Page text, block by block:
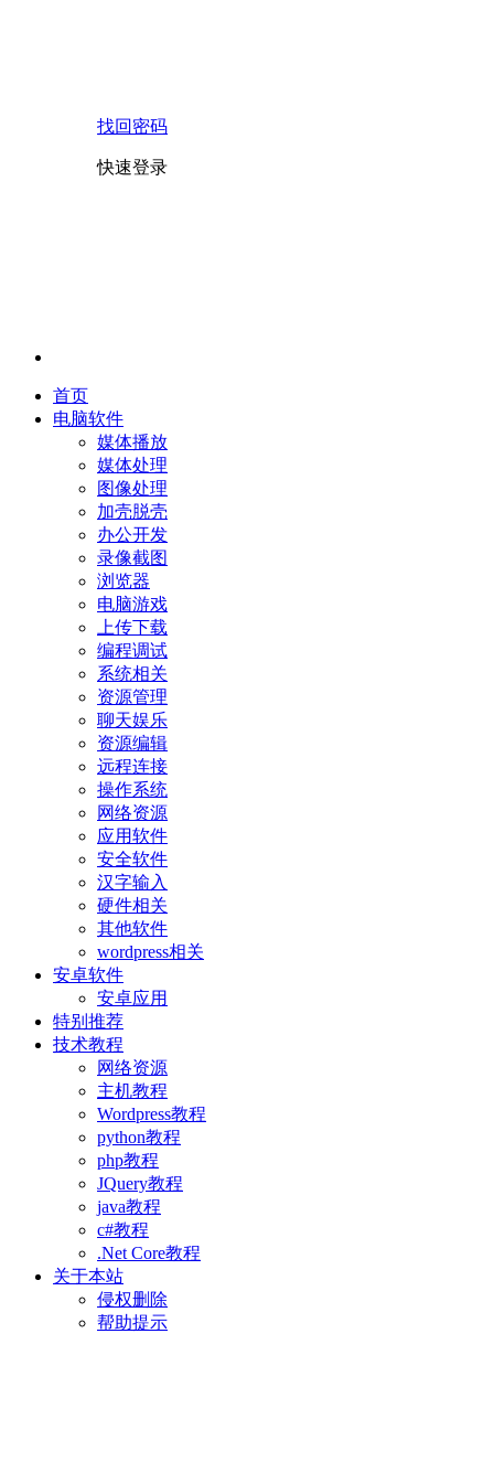
找回密码
快速登录
首页
电脑软件
媒体播放
媒体处理
图像处理
加壳脱壳
办公开发
录像截图
浏览器
电脑游戏
上传下载
编程调试
系统相关
资源管理
聊天娱乐
资源编辑
远程连接
操作系统
网络资源
应用软件
安全软件
汉字输入
硬件相关
其他软件
wordpress相关
安卓软件
安卓应用
特别推荐
技术教程
网络资源
主机教程
Wordpress教程
python教程
php教程
JQuery教程
java教程
c#教程
.Net Core教程
关于本站
侵权删除
帮助提示